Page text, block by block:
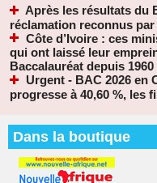
Après les résultats du
réclamation reconnus
Côte d’Ivoire : ces
qui ont laissé leur
Baccalauréat depuis 1960
Urgent - BAC 2026 en
progresse à 40,60 %, les
Dans la boutique